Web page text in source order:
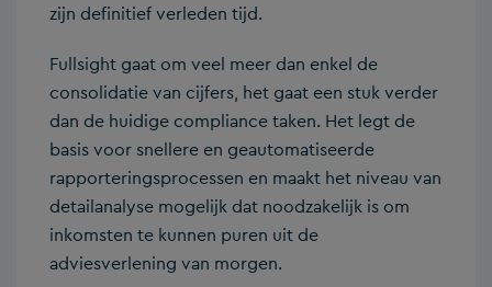
zijn definitief verleden tijd.
Fullsight gaat om veel meer dan enkel de
consolidatie van cijfers, het gaat een stuk verder
dan de huidige compliance taken. Het legt de
basis voor snellere en geautomatiseerde
rapporteringsprocessen en maakt het niveau van
detailanalyse mogelijk dat noodzakelijk is om
inkomsten te kunnen puren uit de
adviesverlening van morgen.